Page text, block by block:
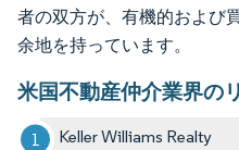
者の双方が、有機的および
余地を持っています。
米国不動産仲介業界の
Keller Williams Realty